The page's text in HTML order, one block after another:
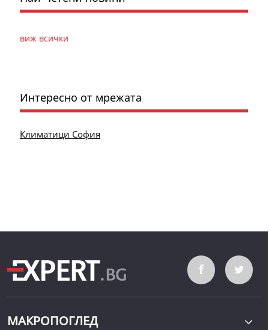
виж всички
Интересно от мрежата
Климатици София
МАКРОПОГЛЕД